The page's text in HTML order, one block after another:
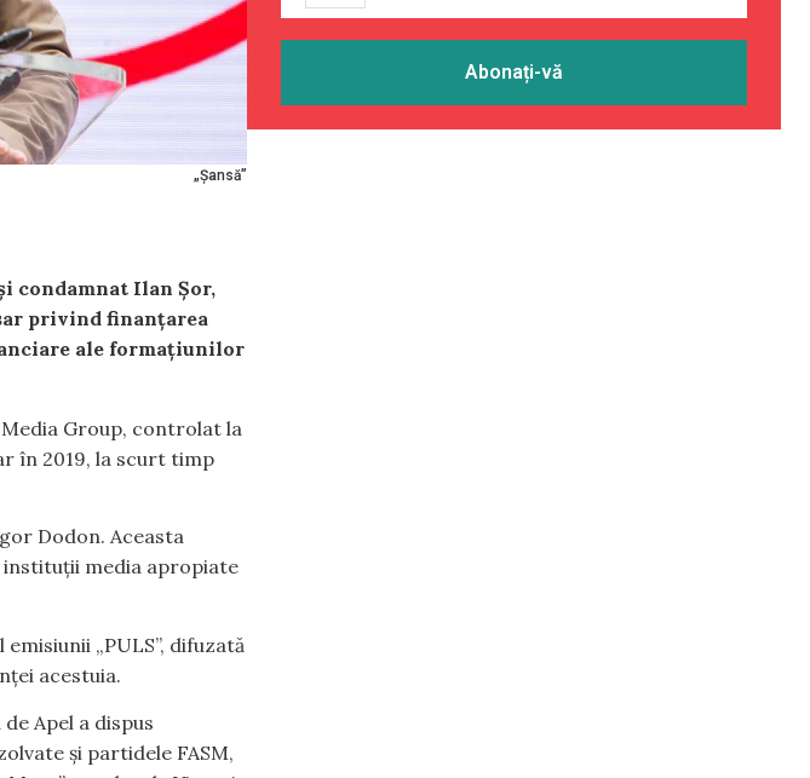
„Șansă”
condamnat Ilan Șor,
privind finanțarea
ale formațiunilor
Group, controlat la
în 2019, la scurt timp
Dodon. Aceasta
instituții media apropiate
„PULS”, difuzată
acestuia.
Apel a dispus
și partidele FASM,